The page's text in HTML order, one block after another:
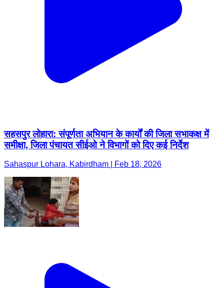
सहसपुर लोहारा: संपूर्णता अभियान के कार्यों की जिला सभाकक्ष में
समीक्षा, जिला पंचायत सीईओ ने विभागों को दिए कई निर्देश
Sahaspur Lohara, Kabirdham | Feb 18, 2026